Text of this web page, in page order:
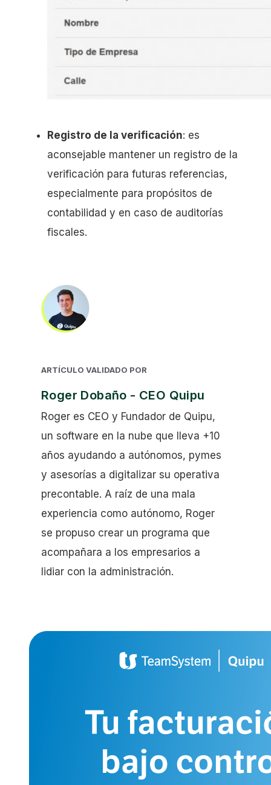
Registro de la verificación: es
aconsejable mantener un registro de la
verificación para futuras referencias,
especialmente para propósitos de
contabilidad y en caso de auditorías
fiscales.
ARTÍCULO VALIDADO POR
Roger Dobaño - CEO Quipu
Roger es CEO y Fundador de Quipu,
un software en la nube que lleva +10
años ayudando a autónomos, pymes
y asesorías a digitalizar su operativa
precontable. A raíz de una mala
experiencia como autónomo, Roger
se propuso crear un programa que
acompañara a los empresarios a
lidiar con la administración.